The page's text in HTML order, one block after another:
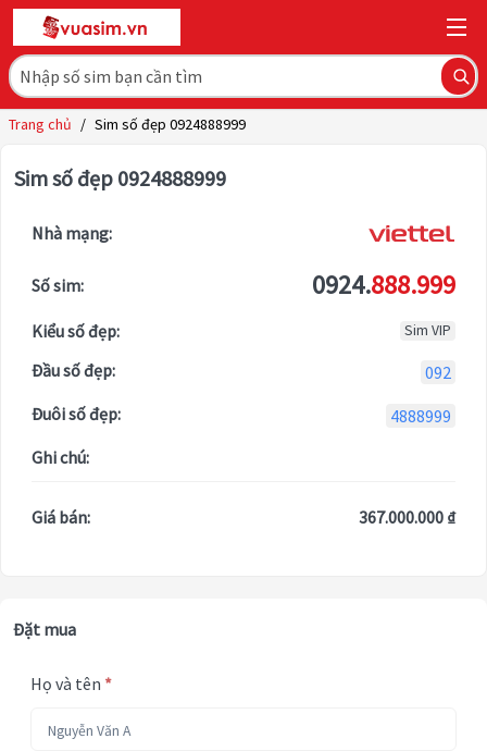
Trang chủ / Sim số đẹp 0924888999
Sim số đẹp 0924888999
Nhà mạng:
Số sim: 0924.888.999
Kiểu số đẹp: Sim VIP
Đầu số đẹp:
092
Đuôi số đẹp:
4888999
Ghi chú:
Giá bán: 367.000.000 ₫
Đặt mua
Họ và tên *